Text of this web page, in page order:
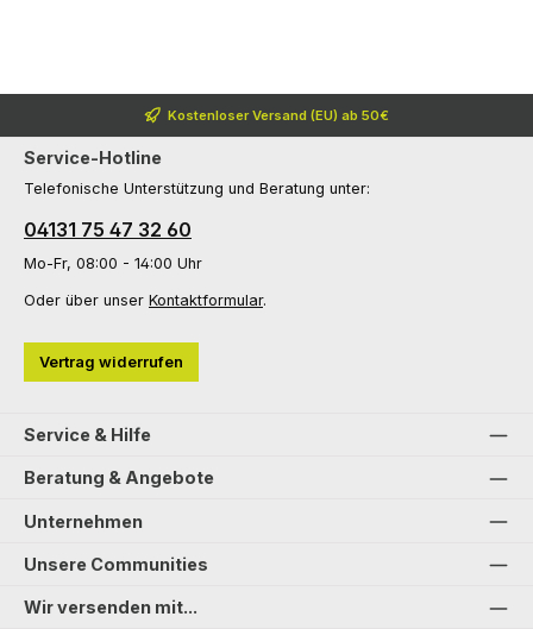
Kostenloser Versand (EU) ab 50€
Service-Hotline
Telefonische Unterstützung und Beratung unter:
04131 75 47 32 60
Mo-Fr, 08:00 - 14:00 Uhr
Oder über unser Kontaktformular.
Vertrag widerrufen
Service & Hilfe
Beratung & Angebote
Unternehmen
Unsere Communities
Wir versenden mit...